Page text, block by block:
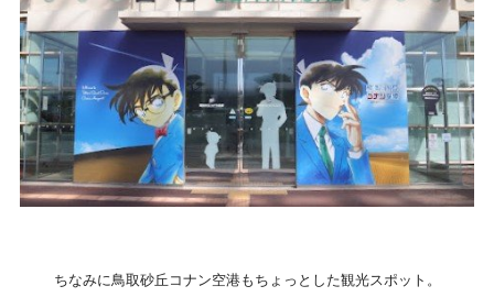
ちなみに鳥取砂丘コナン空港もちょっとした観光スポット。